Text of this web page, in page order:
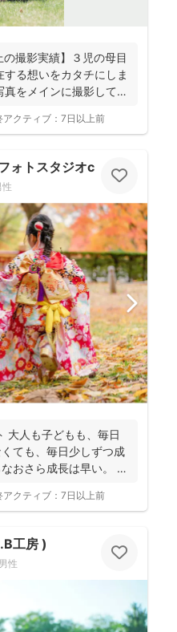
の撮影実績】３児の母目
る想いをカタチにしま
をメインに撮影してお
アクティブ： 7日以上前
ォトスタジオcocofilm)
性
大人も子どもも、毎日
ても、毎日少しずつ成
おさら成長は早い。
アクティブ： 7日以上前
工房 )
男性